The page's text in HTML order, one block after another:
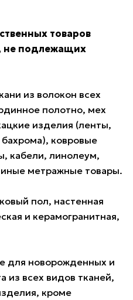
товаров
не подлежащих
из волокон всех
полотно, мех
изделия (ленты,
ковровые
кабели, линолеум,
иные метражные товары.
пол, настенная
и керамогранитная,
для новорожденных и
из всех видов тканей,
кроме